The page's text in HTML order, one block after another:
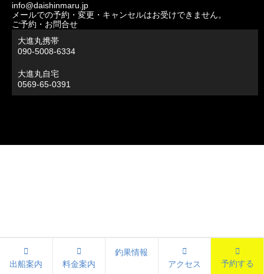
info@daishinmaru.jp
メールでの予約・変更・キャンセルはお受けできません。
ご予約・お問合せ
大進丸携帯
090-5008-6334
大進丸自宅
0569-65-0391
出船案内 料金案内
釣果情報
アクセス
予約する